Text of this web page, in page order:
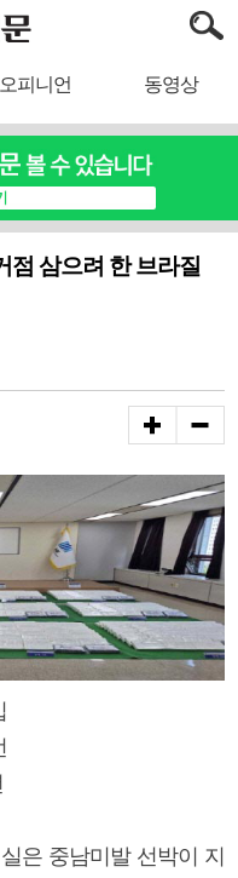
오피니언 동영상
점 삼으려 한 브라질
은 중남미발 선박이 지